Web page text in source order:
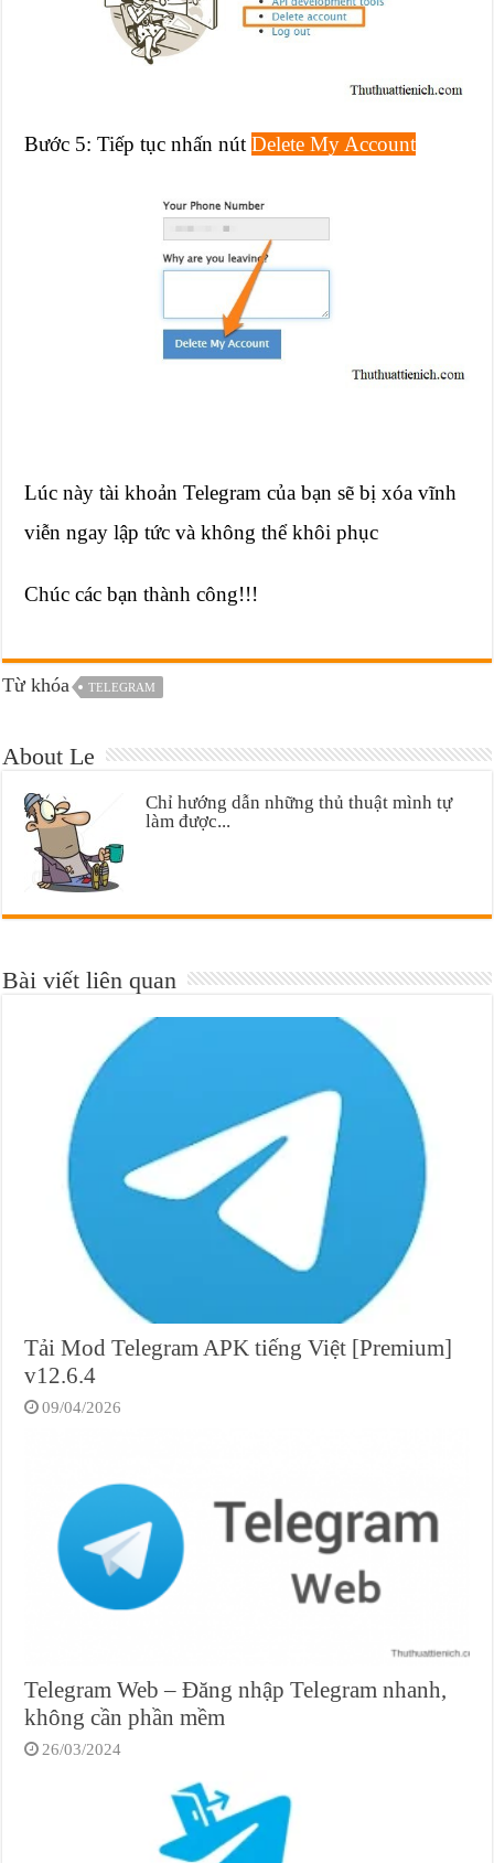
Bước 5: Tiếp tục nhấn nútDelete My Account
Lúc này tài khoản Telegram của bạn sẽ bị xóa vĩnh
viễn ngay lập tức và không thể khôi phục
Chúc các bạn thành công!!!
Từ khóa TELEGRAM
About Le
Chỉ hướng dẫn những thủ thuật mình tự
làm được...
Bài viết liên quan
Tải Mod Telegram APK tiếng Việt [Premium]
v12.6.4
09/04/2026
Telegram Web – Đăng nhập Telegram nhanh,
không cần phần mềm
26/03/2024